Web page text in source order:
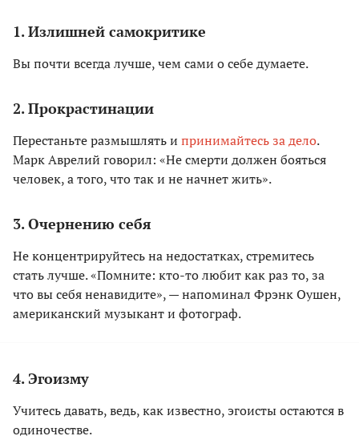
1. Излишней самокритике
Вы почти всегда лучше, чем сами о себе думаете.
2. Прокрастинации
Перестаньте размышлять и принимайтесь за дело.
Марк Аврелий говорил: «Не смерти должен бояться
человек, а того, что так и не начнет жить».
3. Очернению себя
Не концентрируйтесь на недостатках, стремитесь
стать лучше. «Помните: кто-то любит как раз то, за
что вы себя ненавидите», — напоминал Фрэнк Оушен,
американский музыкант и фотограф.
4. Эгоизму
Учитесь давать, ведь, как известно, эгоисты остаются в
одиночестве.